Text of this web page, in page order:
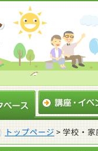
トップページ > 学校・